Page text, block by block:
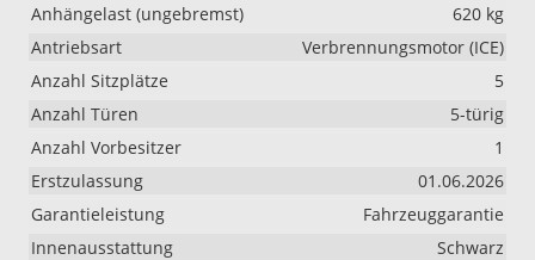
Anhängelast (ungebremst)
620 kg
Antriebsart
Verbrennungsmotor (ICE)
Anzahl Sitzplätze
5
Anzahl Türen
5-türig
Anzahl Vorbesitzer
1
Erstzulassung
01.06.2026
Garantieleistung
Fahrzeuggarantie
Innenausstattung
Schwarz